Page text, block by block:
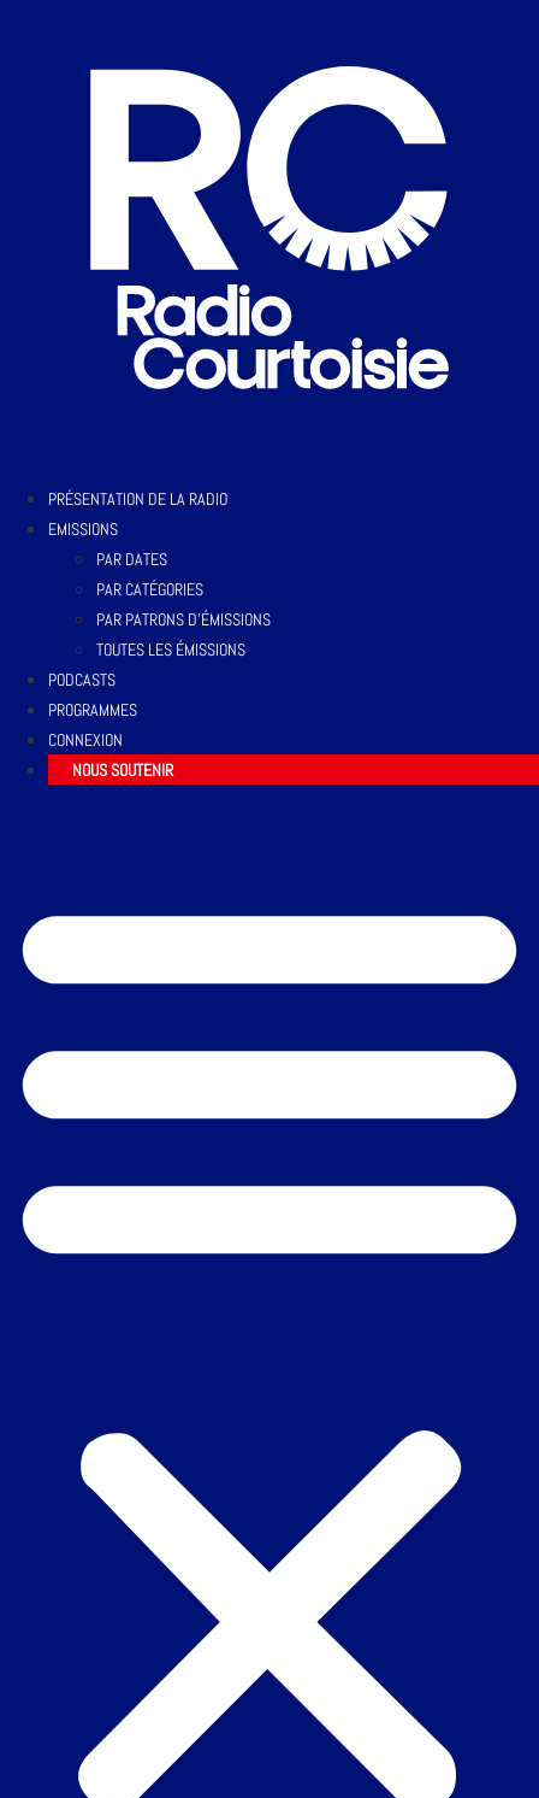
PRÉSENTATION DE LA RADIO
EMISSIONS
PAR DATES
PAR CATÉGORIES
PAR PATRONS D’ÉMISSIONS
TOUTES LES ÉMISSIONS
PODCASTS
PROGRAMMES
CONNEXION
NOUS SOUTENIR